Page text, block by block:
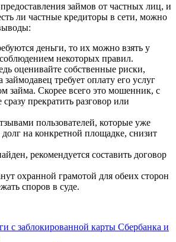
займов от частных лиц, и
ли частные кредиторы в сети, можно
деньги, то их можно взять у
некоторых правил.
оценивайте собственные риски,
займодавец требует оплату его услуг
займа. Скорее всего это мошенник, с
прекратить разговор или
пользователей, которые уже
на конкретной площадке, снизит
рекомендуется составить договор
охранной грамотой для обеих сторон
споров в суде.
с заблокированной карты Сбербанка и